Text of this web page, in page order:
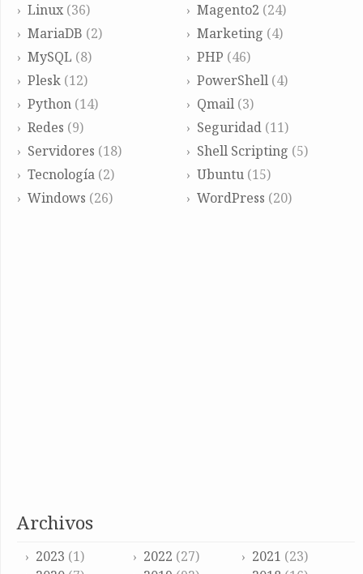
Linux (36) Magento2 (24)
MariaDB (2) Marketing (4)
MySQL (8) PHP (46)
Plesk (12) PowerShell(4)
Python (14) Qmail(3)
Redes (9) Seguridad(11)
Servidores (18) Shell Scripting (5)
Tecnología (2) Ubuntu(15)
Windows (26) WordPress (20)
archivos
2023 (1) 2022 (27) 2021 (23)